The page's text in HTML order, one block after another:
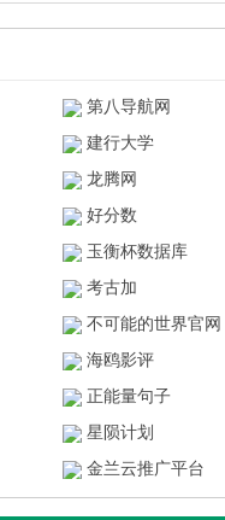
第八导航网
建行大学
龙腾网
好分数
玉衡杯数据库
考古加
不可能的世界官网
海鸥影评
正能量句子
星陨计划
金兰云推广平台